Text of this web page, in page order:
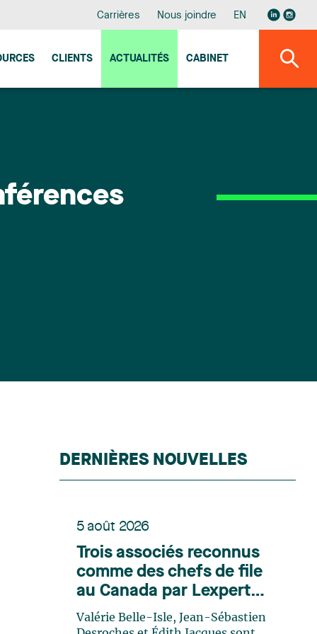
Carrières Nous joindre EN
CLIENTS ACTUALITÉS CABINET
DERNIÈRES NOUVELLES
5 août 2026
Trois associés reconnus
comme des chefs de file
au Canada par Lexpert
dans son édition spéciale
en énergie
Valérie Belle-Isle, Jean-Sébastien